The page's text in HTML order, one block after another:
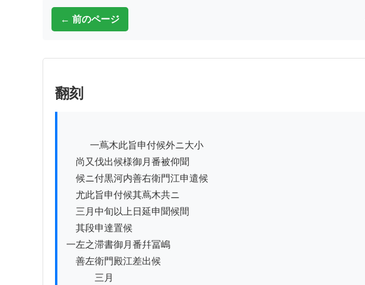
← 前のページ
翻刻
尚又伐出候様御月番被仰聞
候ニ付黒河内善右衛門江申遣候
尤此旨申付候其蔦木共ニ
三月中旬以上日延申聞候間
其段申達置候
一左之滞書御月番幷冨嶋
善左衛門殿江差出候
三月